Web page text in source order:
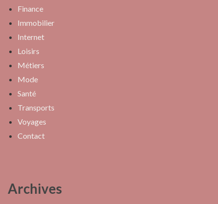
Finance
Immobilier
Internet
Loisirs
Métiers
Mode
Santé
Transports
Voyages
Contact
Archives